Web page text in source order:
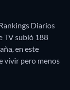
Diarios
TV subió 188
en este
vivir pero menos